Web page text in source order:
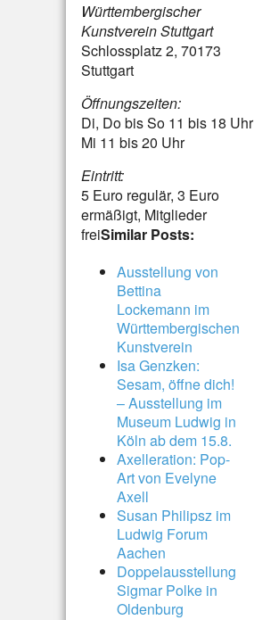
Württembergischer
Kunstverein Stuttgart
Schlossplatz 2, 70173
Stuttgart
Öffnungszeiten:
Di, Do bis So 11 bis 18 Uhr
Mi 11 bis 20 Uhr
Eintritt:
5 Euro regulär, 3 Euro
ermäßigt, Mitglieder
freiSimilar Posts:
Ausstellung von
Bettina
Lockemann im
Württembergischen
Kunstverein
Isa Genzken:
Sesam, öffne dich!
– Ausstellung im
Museum Ludwig in
Köln ab dem 15.8.
Axelleration: Pop-
Art von Evelyne
Axell
Susan Philipsz im
Ludwig Forum
Aachen
Doppelausstellung
Sigmar Polke in
Oldenburg